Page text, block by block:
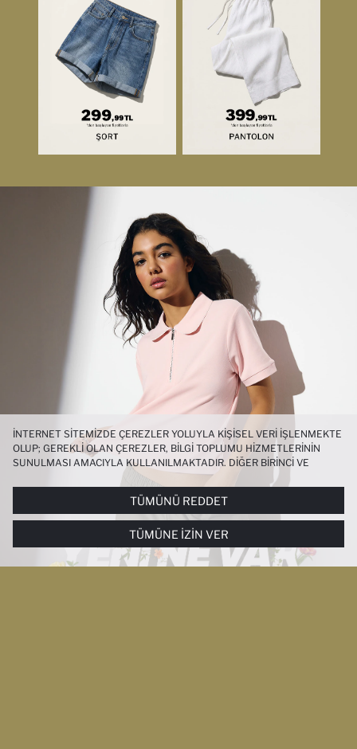
İNTERNET SITEMIZDE ÇEREZLER YOLUYLA KIŞISEL VERI IŞLENMEKTE
OLUP; GEREKLI OLAN ÇEREZLER, BILGI TOPLUMU HIZMETLERININ
SUNULMASI AMACIYLA KULLANILMAKTADIR. DIĞER BIRINCI VE
ÜÇÜNCÜ TARAF ÇEREZLER ISE SIZE DAHA IYI BIR ALIŞVERIŞ
DENEYIMI SUNULABILMESI, SITEMIZIN DAHA IŞLEVSEL KILINMASI VE
KIŞISELLEŞTIRMESI VE AÇIK RIZA VERMENIZ HALINDE, SIZLERE
YÖNELIK PAZARLAMA FAALIYETLERININ YAPILMASI AMAÇLARIYLA
SINIRLI OLARAK KULLANILACAKTIR. ÇEREZLERE DAIR TERCIHLERINIZI
ÇEREZ TERCIHLERIPANELI ARACILIĞIYLA HER ZAMAN YÖNETEBILIR,
ÇEREZLERLE ILGILI DAHA DETAYLI BILGIYE
ÇEREZ AYDINLATMA
TÜMÜNÜ REDDET
TÜMÜNE İZIN VER